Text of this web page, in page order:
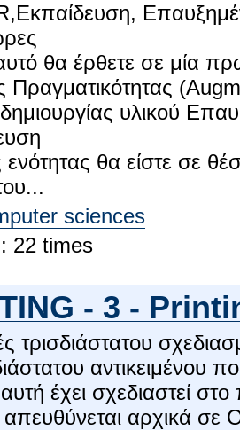
θα έρθετε σε μία
Πραγματικότητας
υλικού
ενότητας θα είστε σε
sciences
22 times
- 3 -
τρισδιάστατου
αντικειμένου
έχει σχεδιαστεί
αρχικά